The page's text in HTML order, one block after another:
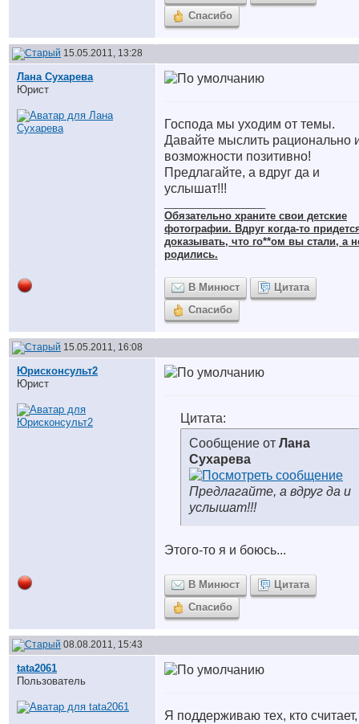
Спасибо
15.05.2011, 13:28
Лана Сухарева
Юрист
Господа мы уходим от темы.
Давайте мыслить рационально
возможности позитивно!
Предлагайте, а вдруг да и
услышат!!!
Обязательно храните cвои детские
фотографии. Вдруг когда-то
доказывать, что го**ом вы стали, а
родились.
В Минюст
Цитата
Спасибо
15.05.2011, 16:08
Юрисконсульт2
Юрист
Цитата:
Сообщение от Лана
Сухарева
Предлагайте, а вдруг да и
услышат!!!
Этого-то я и боюсь...
В Минюст
Цитата
Спасибо
08.08.2011, 15:43
tata2061
Пользователь
Я поддерживаю тех, кто считает,